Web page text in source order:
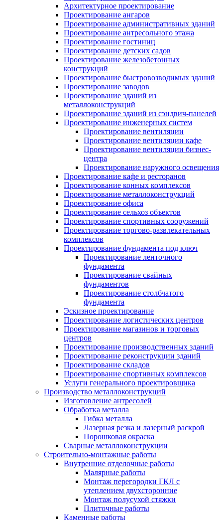
Архитектурное проектирование
Проектирование ангаров
Проектирование административных зданий
Проектирование антресольного этажа
Проектирование гостиниц
Проектирование детских садов
Проектирование железобетонных
конструкций
Проектирование быстровозводимых зданий
Проектирование заводов
Проектирование зданий из
металлоконструкций
Проектирование зданий из сэндвич-панелей
Проектирование инженерных систем
Проектирование вентиляции
Проектирование вентиляции кафе
Проектирование вентиляции бизнес-
центра
Проектирование наружного освещения
Проектирование кафе и ресторанов
Проектирование конных комплексов
Проектирование металлоконструкций
Проектирование офиса
Проектирование сельхоз объектов
Проектирование спортивных сооружений
Проектирование торгово-развлекательных
комплексов
Проектирование фундамента под ключ
Проектирование ленточного
фундамента
Проектирование свайных
фундаментов
Проектирование столбчатого
фундамента
Эскизное проектирование
Проектирование логистических центров
Проектирование магазинов и торговых
центров
Проектирование производственных зданий
Проектирование реконструкции зданий
Проектирование складов
Проектирование спортивных комплексов
Услуги генерального проектировщика
Производство металлоконструкций
Изготовление антресолей
Обработка металла
Гибка металла
Лазерная резка и лазерный раскрой
Порошковая окраска
Сварные металлоконструкции
Строительно-монтажные работы
Внутренние отделочные работы
Малярные работы
Монтаж перегородки ГКЛ с
утеплением двухсторонние
Монтаж полусухой стяжки
Плиточные работы
Каменные работы